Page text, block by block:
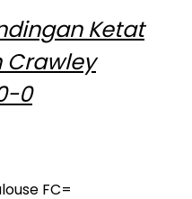
Ketat
Crawley
0